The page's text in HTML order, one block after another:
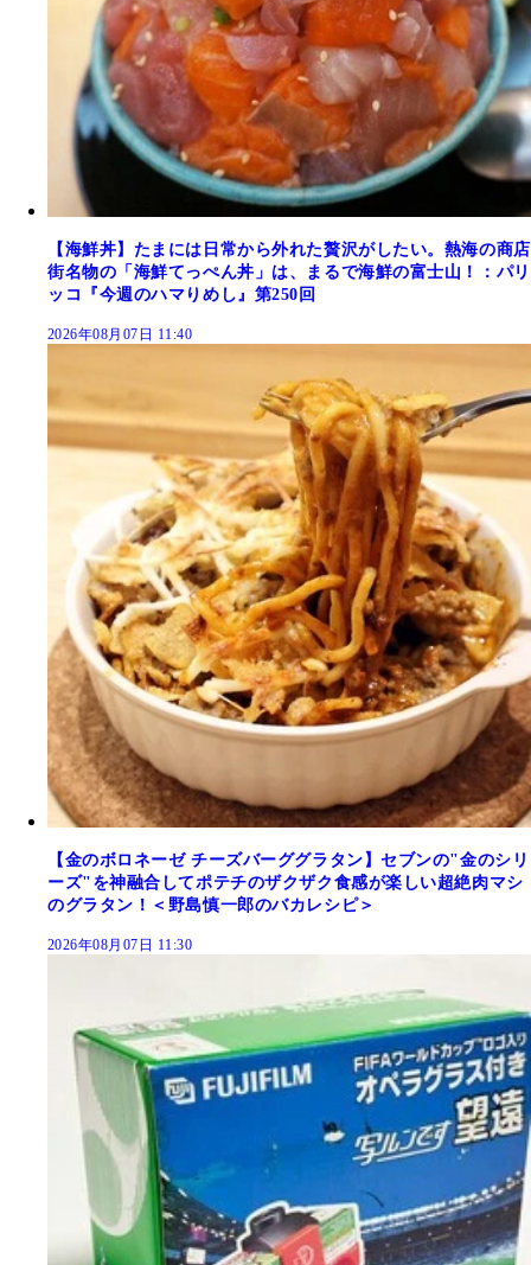
【海鮮丼】たまには日常から外れた贅沢がしたい。熱海の商店
街名物の「海鮮てっぺん丼」は、まるで海鮮の富士山！：パリ
ッコ『今週のハマりめし』第250回
2026年08月07日 11:40
【金のボロネーゼ チーズバーググラタン】セブンの"金のシリ
ーズ"を神融合してポテチのザクザク食感が楽しい超絶肉マシ
のグラタン！＜野島慎一郎のバカレシピ＞
2026年08月07日 11:30